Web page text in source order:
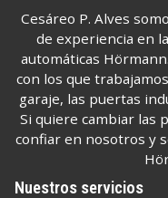
Cesáreo P. Alves
de experiencia en
automáticas
con los que
garaje, las puertas
Si quiere cambiar las
confiar en nosotros y
Nuestros servicios